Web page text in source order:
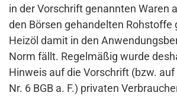
in der Vorschrift genannten Waren
den Börsen gehandelten Rohstoffe
Heizöl damit in den
Norm fällt. Regelmäßig wurde
Hinweis auf die Vorschrift (bzw.
Nr. 6 BGB a. F.) privaten